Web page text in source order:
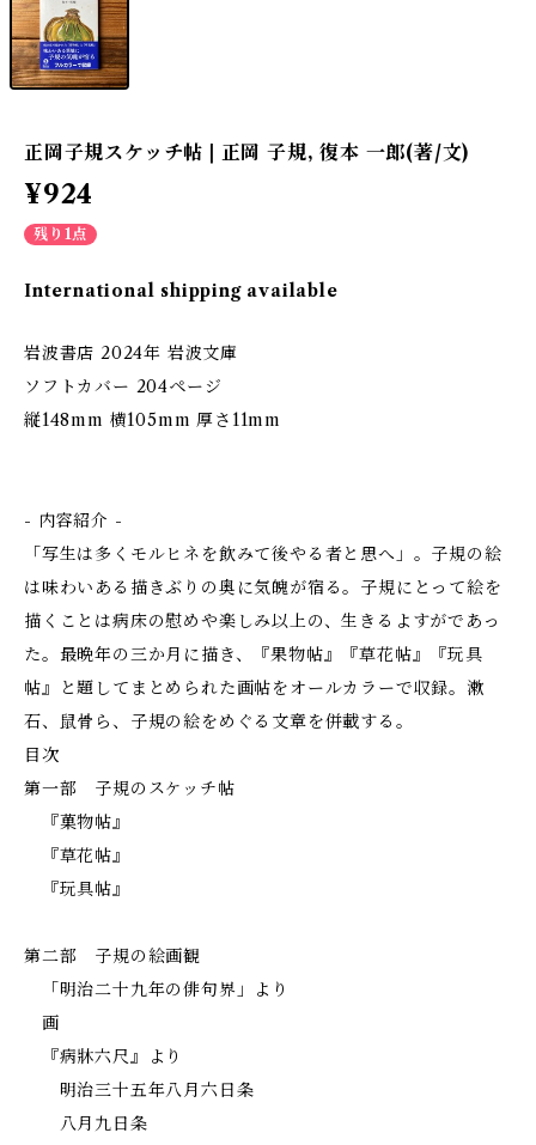
正岡子規スケッチ帖 | 正岡 子規, 復本 一郎(著/文)
¥924
残り1点
International shipping available
岩波書店 2024年 岩波文庫
ソフトカバー 204ページ
縦148mm 横105mm 厚さ11mm
- 内容紹介 -
「写生は多くモルヒネを飲みて後やる者と思へ」。子規の絵
は味わいある描きぶりの奥に気魄が宿る。子規にとって絵を
描くことは病床の慰めや楽しみ以上の、生きるよすがであっ
た。最晩年の三か月に描き、『果物帖』『草花帖』『玩具
帖』と題してまとめられた画帖をオールカラーで収録。漱
石、鼠骨ら、子規の絵をめぐる文章を併載する。
目次
第一部 子規のスケッチ帖
『菓物帖』
『草花帖』
『玩具帖』
第二部 子規の絵画観
「明治二十九年の俳句界」より
画
『病牀六尺』より
明治三十五年八月六日条
八月九日条